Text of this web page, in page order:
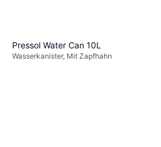
Pressol Water Can 10L
Wasserkanister, Mit Zapfhahn